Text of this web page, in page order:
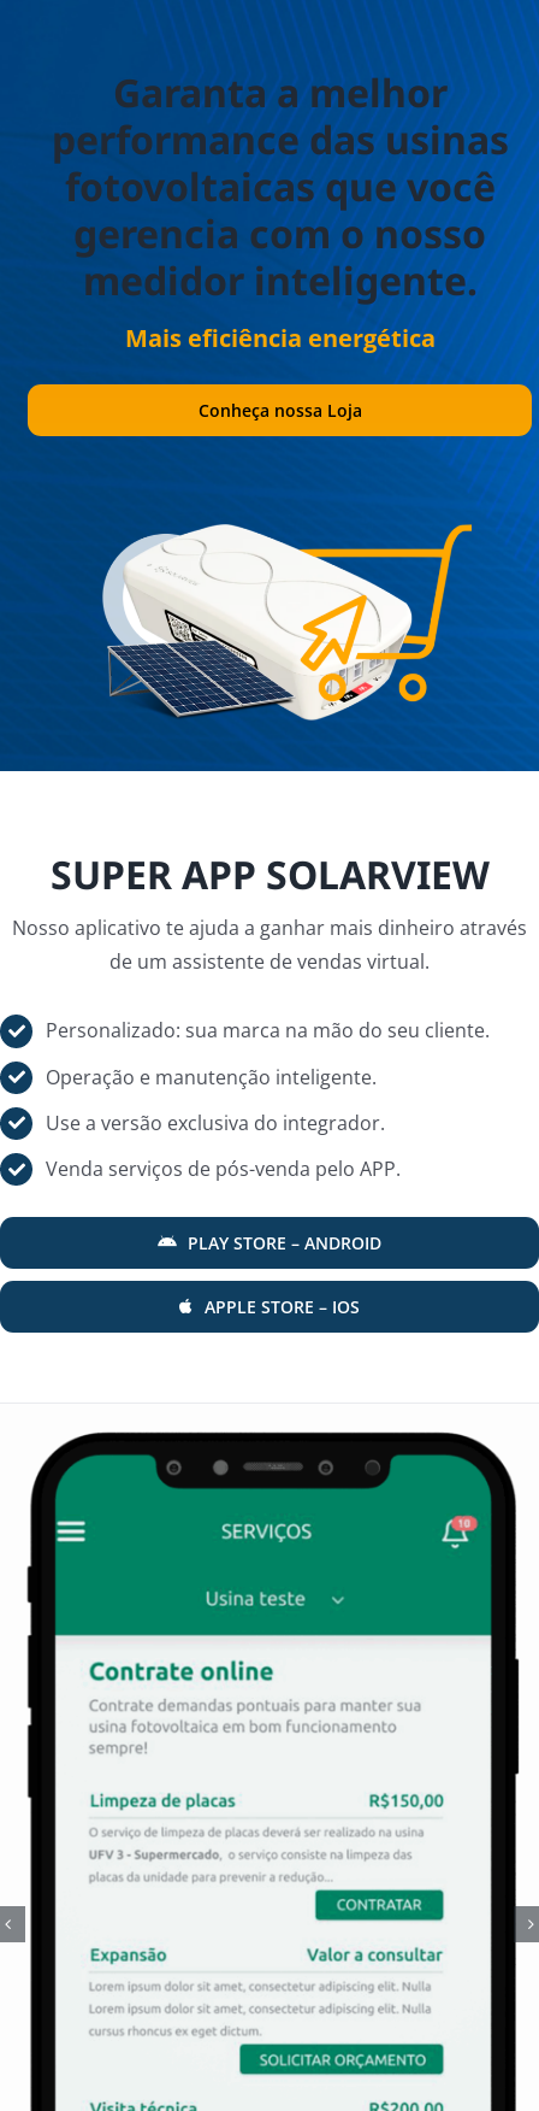
Garanta a melhor
performance das usinas
fotovoltaicas que você
gerencia com o nosso
medidor inteligente.
Mais eficiência energética
Conheça nossa Loja
SUPER APP SOLARVIEW
Nosso aplicativo te ajuda a ganhar mais dinheiro através
de um assistente de vendas virtual.
Personalizado: sua marca na mão do seu cliente.
Operação e manutenção inteligente.
Use a versão exclusiva do integrador.
Venda serviços de pós-venda pelo APP.
PLAY STORE – ANDROID
APPLE STORE – IOS